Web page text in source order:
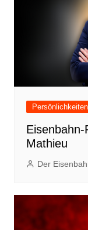
Persönlichkeiten
Mathieu
Der